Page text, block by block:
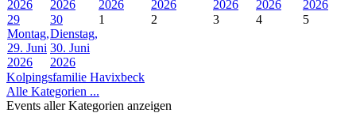
2026
2026
2026
2026
2026
2026
2026
29
Montag,
29. Juni
2026
30
Dienstag,
30. Juni
2026
1 2 3 4 5
Kolpingsfamilie Havixbeck
Alle Kategorien ...
Events aller Kategorien anzeigen